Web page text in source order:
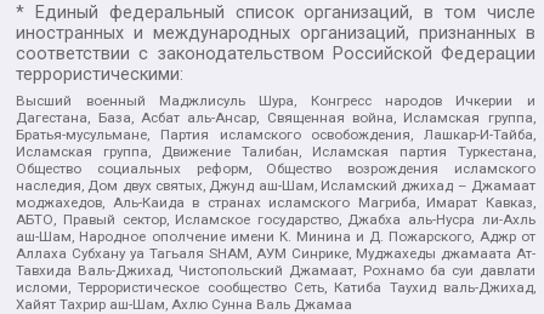
* Единый федеральный список организаций, в том числе
иностранных и международных организаций, признанных в
соответствии с законодательством Российской Федерации
террористическими:
Высший военный Маджлисуль Шура, Конгресс народов Ичкерии и
Дагестана, База, Асбат аль-Ансар, Священная война, Исламская группа,
Братья-мусульмане, Партия исламского освобождения, Лашкар-И-Тайба,
Исламская группа, Движение Талибан, Исламская партия Туркестана,
Общество социальных реформ, Общество возрождения исламского
наследия, Дом двух святых, Джунд аш-Шам, Исламский джихад – Джамаат
моджахедов, Аль-Каида в странах исламского Магриба, Имарат Кавказ,
АБТО, Правый сектор, Исламское государство, Джабха аль-Нусра ли-Ахль
аш-Шам, Народное ополчение имени К. Минина и Д. Пожарского, Аджр от
Аллаха Субхану уа Тагьаля SHAM, АУМ Синрике, Муджахеды джамаата Ат-
Тавхида Валь-Джихад, Чистопольский Джамаат, Рохнамо ба суи давлати
исломи, Террористическое сообщество Сеть, Катиба Таухид валь-Джихад,
Хайят Тахрир аш-Шам, Ахлю Сунна Валь Джамаа